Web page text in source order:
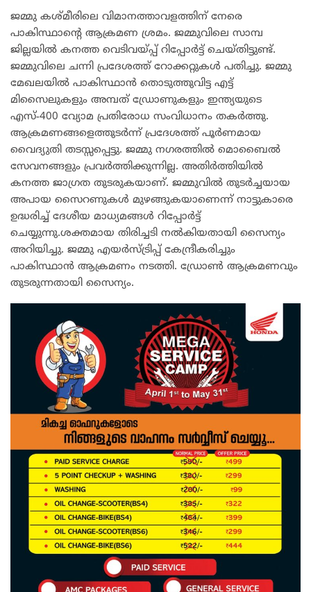
ജമ്മു കശ്മീരിലെ വിമാനത്താവളത്തിന് നേരെ
പാകിസ്ഥാന്റെ ആക്രമണ ശ്രമം. ജമ്മുവിലെ സാമ്പ
ജില്ലയിൽ കനത്ത വെടിവയ്പ്പ് റിപ്പോർട്ട് ചെയ്തിട്ടുണ്ട്.
ജമ്മുവിലെ ചന്നി പ്രദേശത്ത് റോക്കറ്റുകൾ പതിച്ചു. ജമ്മു
മേഖലയിൽ പാകിസ്ഥാൻ തൊടുത്തുവിട്ട എട്ട്
മിസൈലുകളും അമ്പത് ഡ്രോണുകളും ഇന്ത്യയുടെ
എസ്-400 വ്യോമ പ്രതിരോധ സംവിധാനം തകർത്തു.
ആക്രമണങ്ങളെത്തുടർന്ന് പ്രദേശത്ത് പൂർണമായ
വൈദ്യുതി തടസ്സപ്പെട്ടു. ജമ്മു നഗരത്തിൽ മൊബൈൽ
സേവനങ്ങളും പ്രവർത്തിക്കുന്നില്ല. അതിർത്തിയിൽ
കനത്ത ജാഗ്രത തുടരുകയാണ്. ജമ്മുവിൽ തുടർച്ചയായ
അപായ സൈറണുകൾ മുഴങ്ങുകയാണെന്ന് നാട്ടുകാരെ
ഉദ്ധരിച്ച് ദേശീയ മാധ്യമങ്ങൾ റിപ്പോർട്ട്
ചെയ്യുന്നു.ശക്തമായ തിരിച്ചടി നൽകിയതായി സൈന്യം
അറിയിച്ചു. ജമ്മു എയർസ്ട്രിപ്പ് കേന്ദ്രീകരിച്ചും
പാകിസ്ഥാൻ ആക്രമണം നടത്തി. ഡ്രോൺ ആക്രമണവും
തുടരുന്നതായി സൈന്യം.